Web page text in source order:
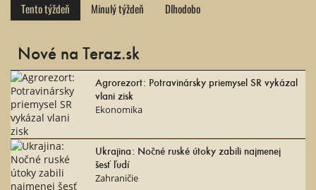
Tento týždeň Minulý týždeň Dlhodobo
Nové na Teraz.sk
Agrorezort: Potravinársky priemysel SR vykázal
vlani zisk
Ekonomika
Ukrajina: Nočné ruské útoky zabili najmenej
šesť ľudí
Zahraničie